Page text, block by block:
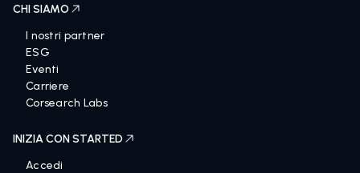
CHI SIAMO
I nostri partner
ESG
Eventi
Carriere
Corsearch Labs
INIZIA CON STARTED
Accedi